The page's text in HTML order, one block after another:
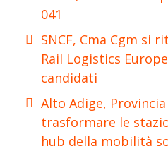
041
SNCF, Cma Cgm si
Rail Logistics
candidati
Alto Adige,
trasformare le
hub della mobilità